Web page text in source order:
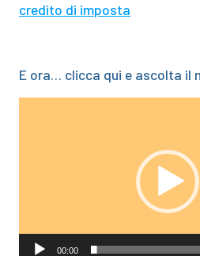
credito di imposta
E ora… clicca qui e ascolta il
00:00